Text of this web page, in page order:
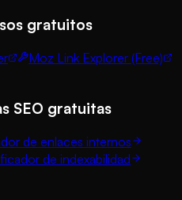
gratuitos
Moz Link Explorer (Free)
SEO gratuitas
de enlaces internos
de indexabilidad